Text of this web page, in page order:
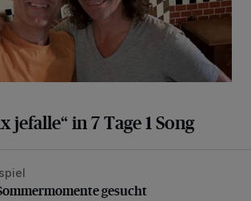
jefalle“ in 7 Tage 1 Song
gesucht
gesucht